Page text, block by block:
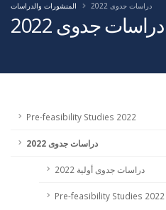
دراسات جدوى 2022
المنشورات والدراسات دراسات جدوى 2022
Pre-feasibility Studies 2022
دراسات جدوى 2022
دراسات جدوى أولية 2022
Pre-feasibility Studies 2022